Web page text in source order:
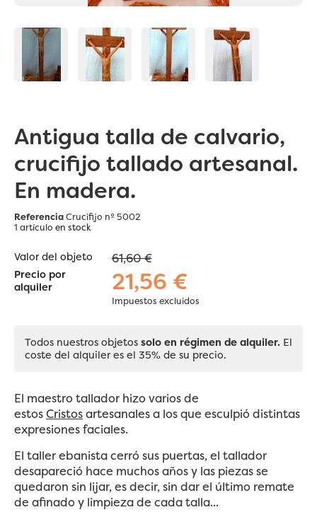
Antigua talla de calvario,
crucifijo tallado artesanal.
En madera.
ReferenciaCrucifijo nº 5002
1 artículo en stock
Valor del objeto 61,60 €
Precio por
alquiler
21,56 €
Impuestos excluidos
Todos nuestros objetos solo en régimen de alquiler. El
coste del alquiler es el 35% de su precio.
El maestro tallador hizo varios de
estosCristosartesanales a los que esculpió distintas
expresiones faciales.
El taller ebanista cerró sus puertas, el tallador
desapareció hace muchos años y las piezas se
quedaron sin lijar, es decir, sin dar el último remate
de afinado y limpieza de cada talla...